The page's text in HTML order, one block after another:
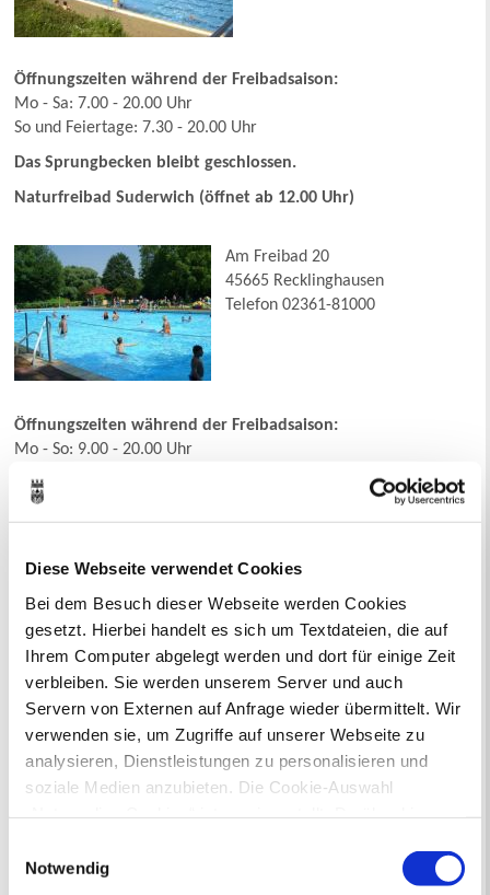
Diese Webseite verwendet Cookies
Bei dem Besuch dieser Webseite werden Cookies
gesetzt. Hierbei handelt es sich um Textdateien, die auf
Ihrem Computer abgelegt werden und dort für einige Zeit
verbleiben. Sie werden unserem Server und auch
Servern von Externen auf Anfrage wieder übermittelt. Wir
verwenden sie, um Zugriffe auf unserer Webseite zu
analysieren, Dienstleistungen zu personalisieren und
soziale Medien anzubieten. Die Cookie-Auswahl
Drittländern (USA) mit unzureichendem
Notwendig
Öffnungszeiten während der Freibadsaison:
Mo - Sa: 7.00 - 20.00 Uhr
So und Feiertage: 7.30 - 20.00 Uhr
Das Sprungbecken bleibt geschlossen.
Naturfreibad Suderwich (öffnet ab 12.00 Uhr)
Am Freibad 20
45665 Recklinghausen
Telefon 02361-81000
Öffnungszeiten während der Freibadsaison:
Mo - So: 9.00 - 20.00 Uhr
Bitte beachten Sie auch
Einzelkarte Kinder/Jugendliche (bis einschl. 15 Jahre): 2,00 Euro
Zehnerkarte Erwachsene: 29,00 Euro
Zehnerkarte Kinder/Jugendliche (bis einschl. 15 Jahre): 15,00
Euro
Weitere Karten siehe
Preisliste (PDF).
Eintrittspreise (Naturfreibad Suderwich)
Einzelkarte Erwachsene: 3,20 Euro
Einzelkarte Kinder/Jugendliche (bis einschl. 15 Jahre): 1,80 Euro
Weitere Preise siehe